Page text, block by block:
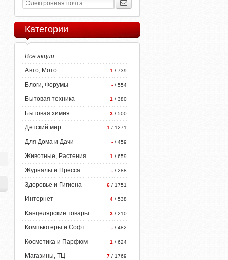
Категории
Все акции
1 / 739
Авто, Мото
- / 554
Блоги, Форумы
1 / 380
Бытовая техника
3 / 500
Бытовая химия
1 / 1271
Детский мир
- / 459
Для Дома и Дачи
1 / 659
Животные, Растения
- / 288
Журналы и Пресса
6 / 1751
Здоровье и Гигиена
4 / 538
Интернет
3 / 210
Канцелярские товары
- / 482
Компьютеры и Софт
1 / 624
Косметика и Парфюм
7 / 1769
Магазины, ТЦ